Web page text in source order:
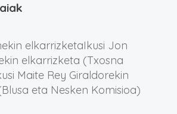
elkarrizketaIkusi Jon
elkarrizketa (Txosna
Maite Rey Giraldorekin
eta Nesken Komisioa)